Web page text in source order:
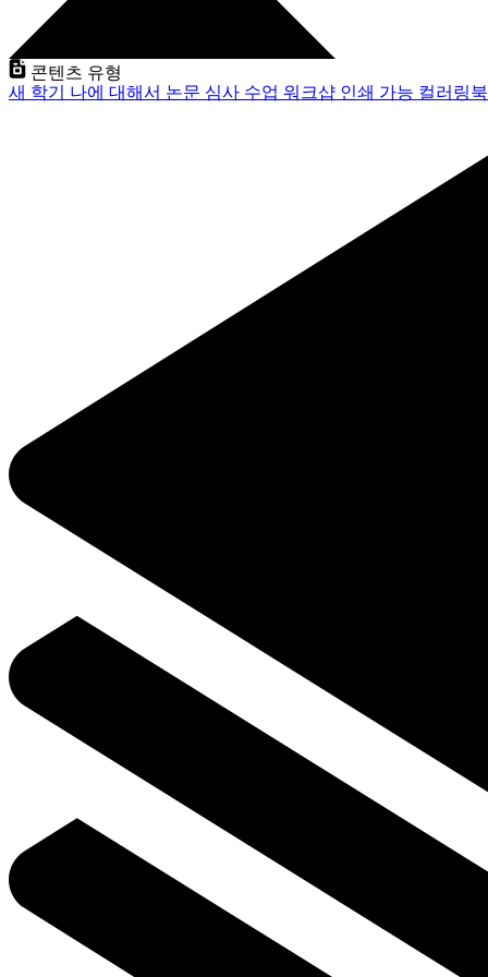
콘텐츠 유형
새 학기 나에 대해서 논문 심사 수업 워크샵 인쇄 가능 컬러링북